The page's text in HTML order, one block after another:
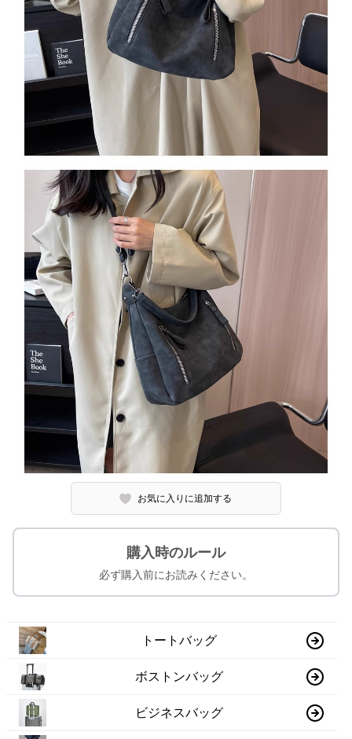
お気に入りに追加する
購入時のルール
必ず購入前にお読みください。
トートバッグ
ボストンバッグ
ビジネスバッグ